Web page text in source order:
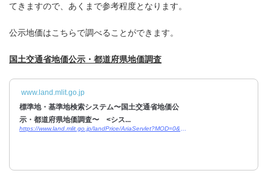
てきますので、あくまで参考程度となります。
公示地価はこちらで調べることができます。
国土交通省地価公示・都道府県地価調査
www.land.mlit.go.jp
標準地・基準地検索システム〜国土交通省地価公
示・都道府県地価調査〜 <シス...